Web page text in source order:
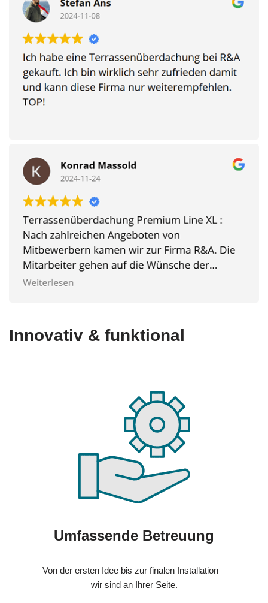
Innovativ & funktional
Umfassende Betreuung
Von der ersten Idee bis zur finalen Installation –
wir sind an Ihrer Seite.